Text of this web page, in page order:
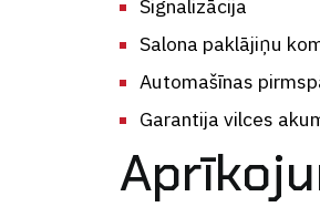
Signalizācija
Salona paklājiņu
Automašīnas
Garantija vilces